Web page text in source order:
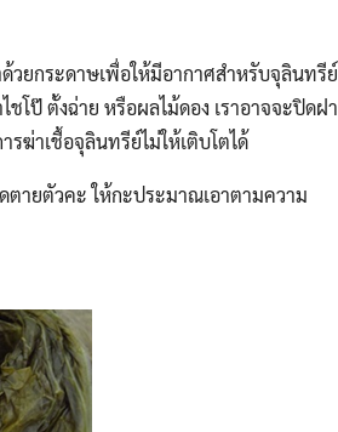
วยกระดาษเพื่อให้มีอากาศสำหรับจุลินทรีย์
โป๊ ตั้งฉ่าย หรือผลไม้ดอง เราอาจจะปิดฝา
รฆ่าเชื้อจุลินทรีย์ไม่ให้เติบโตได้
ตายตัวคะ ให้กะประมาณเอาตามความ